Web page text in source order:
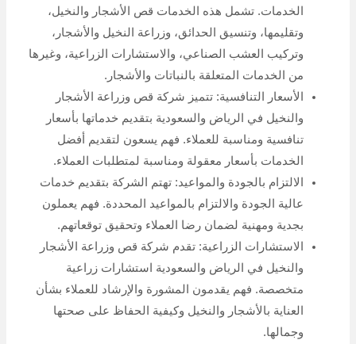
الخدمات. تشمل هذه الخدمات قص الأشجار والنخيل،
وتقليمها، وتنسيق الحدائق، وزراعة النخيل والأشجار،
وتركيب العشب الصناعي، والاستشارات الزراعية، وغيرها
من الخدمات المتعلقة بالنباتات والأشجار.
الأسعار التنافسية: تتميز شركة قص وزراعة الأشجار
والنخيل في الرياض والسعودية بتقديم خدماتها بأسعار
تنافسية ومناسبة للعملاء. فهم يسعون لتقديم أفضل
الخدمات بأسعار معقولة ومناسبة لمتطلبات العملاء.
الالتزام بالجودة والمواعيد: تهتم الشركة بتقديم خدمات
عالية الجودة والالتزام بالمواعيد المحددة. فهم يعملون
بجدية ومهنية لضمان رضا العملاء وتحقيق توقعاتهم.
الاستشارات الزراعية: تقدم شركة قص وزراعة الأشجار
والنخيل في الرياض والسعودية استشارات زراعية
متخصصة. فهم يقدمون المشورة والإرشاد للعملاء بشأن
العناية بالأشجار والنخيل وكيفية الحفاظ على صحتها
وجمالها.